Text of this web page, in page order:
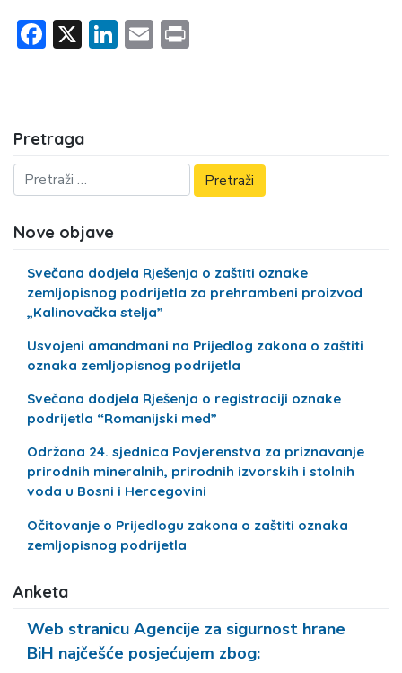
Facebook
X LinkedIn
Email
Pretraga
Nove objave
Svečana dodjela Rješenja o zaštiti oznake
zemljopisnog podrijetla za prehrambeni proizvod
„Kalinovačka stelja”
Usvojeni amandmani na Prijedlog zakona o zaštiti
oznaka zemljopisnog podrijetla
Svečana dodjela Rješenja o registraciji oznake
podrijetla “Romanijski med”
Održana 24. sjednica Povjerenstva za priznavanje
prirodnih mineralnih, prirodnih izvorskih i stolnih
voda u Bosni i Hercegovini
Očitovanje o Prijedlogu zakona o zaštiti oznaka
zemljopisnog podrijetla
Anketa
Web stranicu Agencije za sigurnost hrane
BiH najčešće posjećujem zbog: